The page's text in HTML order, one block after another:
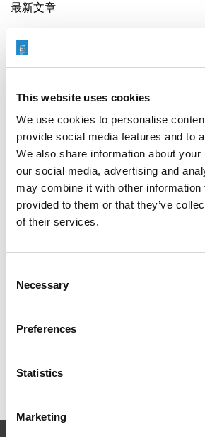
This website uses cookies
We use cookies to personalise
provide social media features and to
We also share information about
our social media, advertising and
may combine it with other information
provided to them or that they’ve
of their services.
Selection
Necessary
Preferences
Statistics
Marketing
最新文章
限
EXTRUSAX 如何利用磨粒流加工
2026年柏林国际航空航天展（
ICAM 25：涡轮机械更锐利的边